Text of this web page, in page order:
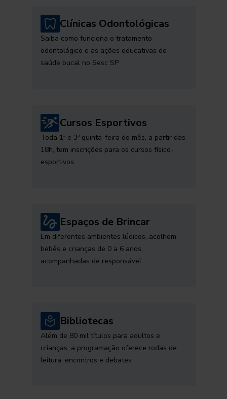
Clínicas Odontológicas
Saiba como funciona o tratamento
odontológico e as ações educativas de
saúde bucal no Sesc SP
Cursos Esportivos
Toda 1ª e 3ª quinta-feira do mês, a partir das
18h, tem inscrições para os cursos físico-
esportivos
Espaços de Brincar
Em diferentes ambientes lúdicos, acolhem
bebês e crianças de 0 a 6 anos,
acompanhadas de responsável
Bibliotecas
Além de 80 mil títulos para adultos e
crianças, a programação oferece rodas de
leitura, encontros e debates